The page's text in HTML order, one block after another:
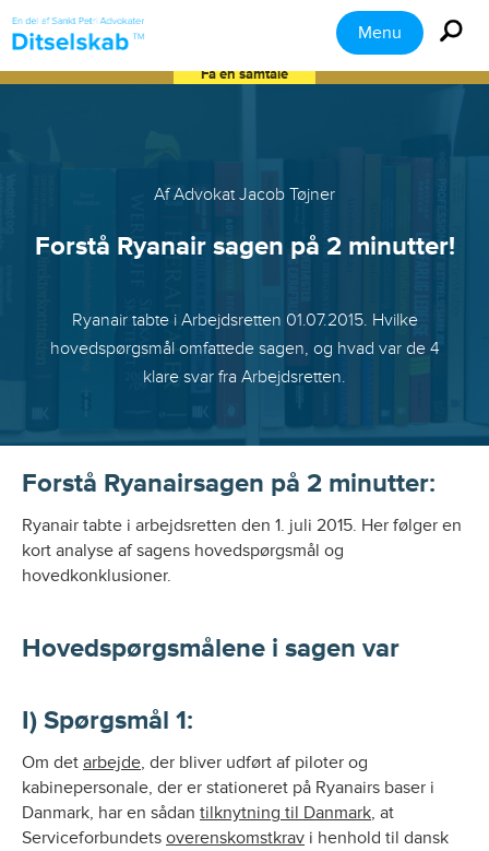
Menu
Af Advokat Jacob Tøjner
Forstå Ryanair sagen på 2 minutter!
Ryanair tabte i Arbejdsretten 01.07.2015. Hvilke
hovedspørgsmål omfattede sagen, og hvad var de 4
klare svar fra Arbejdsretten.
Få en samtale
Forstå Ryanairsagen på 2 minutter:
Ryanair tabte i arbejdsretten den 1. juli 2015. Her følger en
kort analyse af sagens hovedspørgsmål og
hovedkonklusioner.
Hovedspørgsmålene i sagen var
I) Spørgsmål 1:
Om det arbejde, der bliver udført af piloter og
kabinepersonale, der er stationeret på Ryanairs baser i
Danmark, har en sådan tilknytning til Danmark, at
Serviceforbundets overenskomstkrav i henhold til dansk